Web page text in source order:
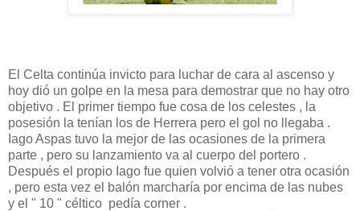
El Celta continúa invicto para luchar de cara al ascenso y
hoy dió un golpe en la mesa para demostrar que no hay otro
objetivo . El primer tiempo fue cosa de los celestes , la
posesión la tenían los de Herrera pero el gol no llegaba .
Iago Aspas tuvo la mejor de las ocasiones de la primera
parte , pero su lanzamiento va al cuerpo del portero .
Después el propio Iago fue quien volvió a tener otra ocasión
, pero esta vez el balón marcharía por encima de las nubes
y el " 10 " céltico pedía corner .